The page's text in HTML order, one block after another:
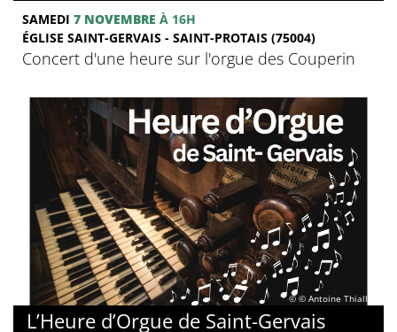
SAMEDI 7 NOVEMBRE À 16H
ÉGLISE SAINT-GERVAIS - SAINT-PROTAIS (75004)
Concert d'une heure sur l'orgue des Couperin
© © Antoine Thiallier
L’Heure d’Orgue de Saint-Gervais